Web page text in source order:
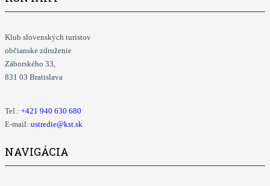
Klub slovenských turistov
občianske združenie
Záborského 33,
831 03 Bratislava
Tel.: +421 940 630 680
E-mail: ustredie@kst.sk
NAVIGÁCIA